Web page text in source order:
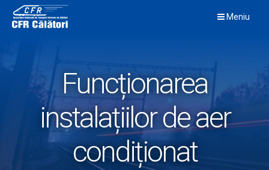
content
Meniu
Funcționarea
instalațiilor de aer
condiționat